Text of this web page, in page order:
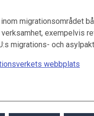
migrationsområdet
exempelvis
migrations- och
webbplats